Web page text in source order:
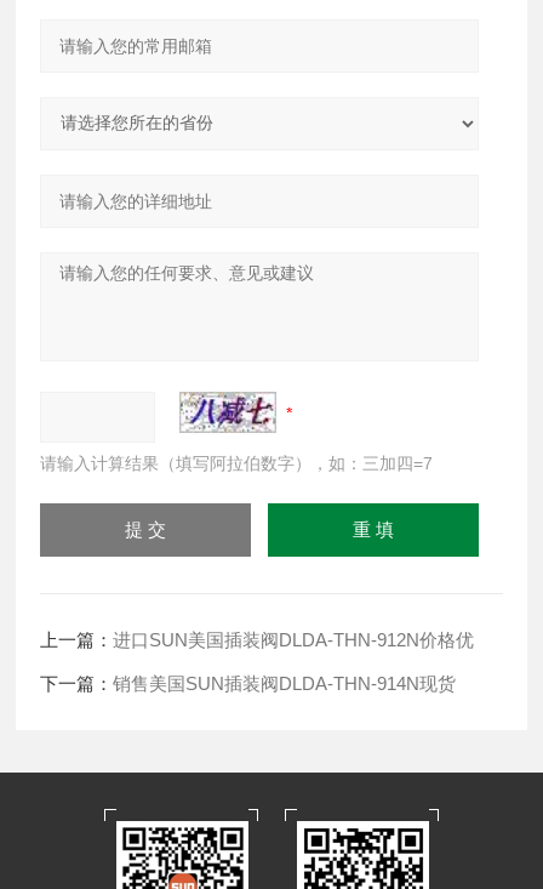
请输入计算结果（填写阿拉伯数字），如：三加四=7
上一篇：进口SUN美国插装阀DLDA-THN-912N价格优
下一篇：销售美国SUN插装阀DLDA-THN-914N现货